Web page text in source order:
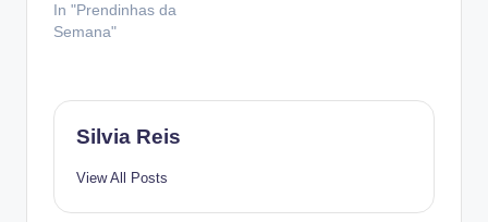
In "Prendinhas da
Semana"
Silvia Reis
View All Posts